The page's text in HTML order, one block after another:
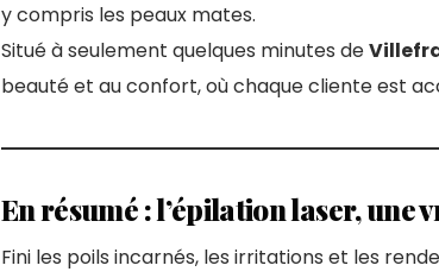
y compris les peaux mates.
Situé à seulement quelques minutes de
beauté et au confort, où chaque cliente est
En résumé : l’épilation laser, une
Fini les poils incarnés, les irritations et les